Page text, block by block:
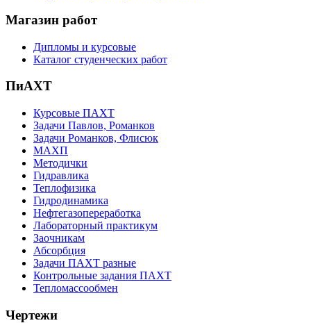
Магазин работ
Дипломы и курсовые
Каталог студенческих работ
ПиАХТ
Курсовые ПАХТ
Задачи Павлов, Романков
Задачи Романков, Флисюк
МАХП
Методички
Гидравлика
Теплофизика
Гидродинамика
Нефтегазопереработка
Лабораторный практикум
Заочникам
Абсорбция
Задачи ПАХТ разные
Контрольные задания ПАХТ
Тепломассообмен
Чертежи